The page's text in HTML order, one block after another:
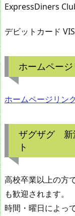
ExpressDiners
デビットカード
ホームペー
ホームページリン
ザグザグ 新
ト
高校卒業以上の方
も歓迎されます。
時間・曜日によっ